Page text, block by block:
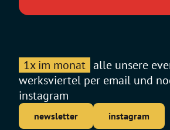
1x im monat alle unsere
werksviertel per email und
instagram
newsletter instagram